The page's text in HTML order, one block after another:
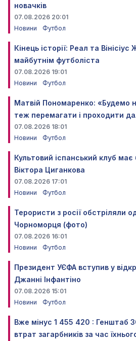
новачків
07.08.2026 20:01
Новини
Футбол
Кінець історії: Реал та
майбутнім футболіста
07.08.2026 19:01
Новини
Футбол
Матвій Пономаренко: «Будемо
теж перемагати і проходити
07.08.2026 18:01
Новини
Футбол
Культовий іспанський клуб
Віктора Циганкова
07.08.2026 17:01
Новини
Футбол
Терористи з росії обстріляли
Чорноморця (фото)
07.08.2026 16:01
Новини
Футбол
Президент УЄФА вступив у
Джанні Інфантіно
07.08.2026 15:01
Новини
Футбол
Вже мінус 1 455 420 : Генштаб
втрат загарбників за час